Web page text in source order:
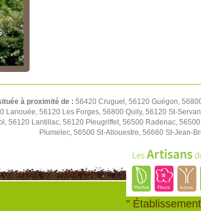
à proximité de : 56420 Cruguel, 56120 Guégon,
Lanouée, 56120 Les Forges, 56800 Quily, 56120 St-
56120 Lantillac, 56120 Pleugriffet, 56500 Radenac,
Plumelec, 56500 St-Allouestre, 56660 St-Jean-
"